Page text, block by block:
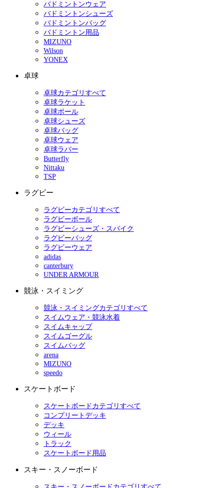
バドミントンウェア
バドミントンシューズ
バドミントンバッグ
バドミントン用品
MIZUNO
Wilson
YONEX
卓球
卓球カテゴリすべて
卓球ラケット
卓球ボール
卓球シューズ
卓球バッグ
卓球ウェア
卓球ラバー
Butterfly
Nittaku
TSP
ラグビー
ラグビーカテゴリすべて
ラグビーボール
ラグビーシューズ・スパイク
ラグビーバッグ
ラグビーウェア
adidas
canterbury
UNDER ARMOUR
競泳・スイミング
競泳・スイミングカテゴリすべて
スイムウェア・競泳水着
スイムキャップ
スイムゴーグル
スイムバッグ
arena
MIZUNO
speedo
スケートボード
スケートボードカテゴリすべて
コンプリートデッキ
デッキ
ウィール
トラック
スケートボード用品
スキー・スノーボード